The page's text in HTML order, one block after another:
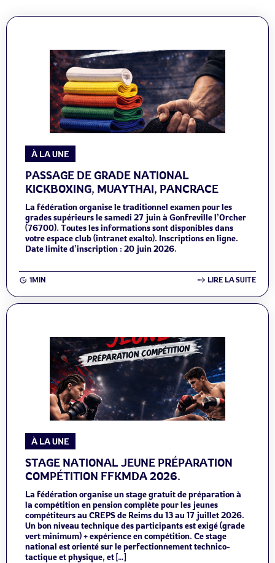
À LA UNE
PASSAGE DE GRADE NATIONAL
KICKBOXING, MUAYTHAI, PANCRACE
La fédération organise le traditionnel examen pour les
grades supérieurs le samedi 27 juin à Gonfreville l’Orcher
(76700). Toutes les informations sont disponibles dans
votre espace club (intranet exalto). Inscriptions en ligne.
Date limite d’inscription : 20 juin 2026.
1MIN LIRE LA SUITE
À LA UNE
STAGE NATIONAL JEUNE PRÉPARATION
COMPÉTITION FFKMDA 2026.
La fédération organise un stage gratuit de préparation à
la compétition en pension complète pour les jeunes
compétiteurs au CREPS de Reims du 13 au 17 juillet 2026.
Un bon niveau technique des participants est exigé (grade
vert minimum) + expérience en compétition. Ce stage
national est orienté sur le perfectionnement technico-
tactique et physique, et […]